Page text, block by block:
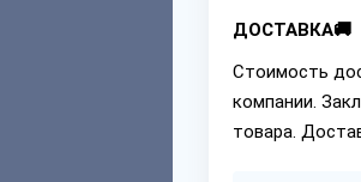
ДОСТАВКА🚚
Стоимость
компании.
товара.